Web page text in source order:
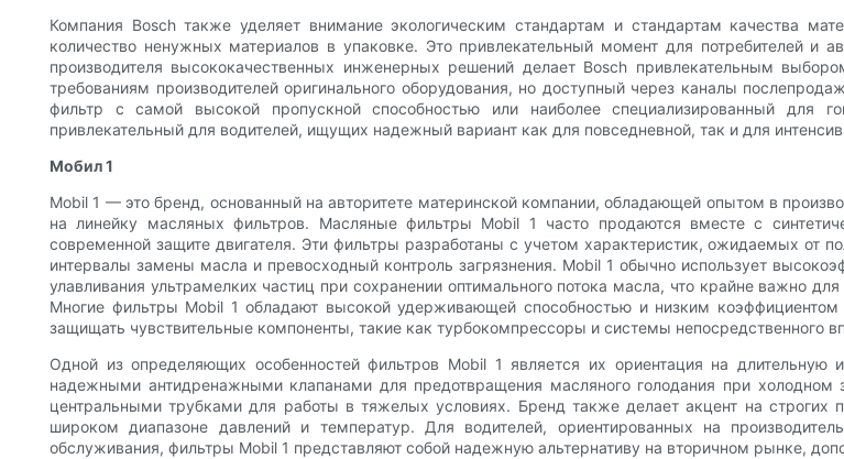
Компания Bosch также уделяет внимание экологическим стандартам и стандартам качества
количество ненужных материалов в упаковке. Это привлекательный момент для потребителей и
производителя высококачественных инженерных решений делает Bosch привлекательным
требованиям производителей оригинального оборудования, но доступный через каналы
фильтр с самой высокой пропускной способностью или наиболее специализированный для
привлекательный для водителей, ищущих надежный вариант как для повседневной, так и для
Мобил 1
Mobil 1 — это бренд, основанный на авторитете материнской компании, обладающей опытом в
на линейку масляных фильтров. Масляные фильтры Mobil 1 часто продаются вместе с
современной защите двигателя. Эти фильтры разработаны с учетом характеристик, ожидаемых от
интервалы замены масла и превосходный контроль загрязнения. Mobil 1 обычно использует
улавливания ультрамелких частиц при сохранении оптимального потока масла, что крайне важно
Многие фильтры Mobil 1 обладают высокой удерживающей способностью и низким коэффициентом
защищать чувствительные компоненты, такие как турбокомпрессоры и системы непосредственного
Одной из определяющих особенностей фильтров Mobil 1 является их ориентация на
надежными антидренажными клапанами для предотвращения масляного голодания при
центральными трубками для работы в тяжелых условиях. Бренд также делает акцент на строгих
широком диапазоне давлений и температур. Для водителей, ориентированных на
обслуживания, фильтры Mobil 1 представляют собой надежную альтернативу на вторичном рынке,